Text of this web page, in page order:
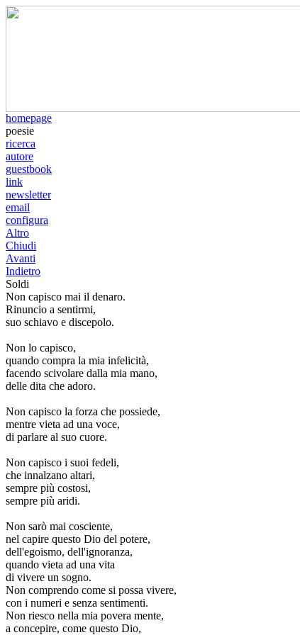
homepage
poesie
ricerca
autore
guestbook
link
newsletter
email
configura
Altro
Chiudi
Avanti
Indietro
Soldi
Non capisco mai il denaro.
Rinuncio a sentirmi,
suo schiavo e discepolo.
Non lo capisco,
quando compra la mia infelicità,
facendo scivolare dalla mia mano,
delle dita che adoro.
Non capisco la forza che possiede,
mentre vieta ad una voce,
di parlare al suo cuore.
Non capisco i suoi fedeli,
che innalzano altari,
sempre più costosi,
sempre più aridi.
Non sarò mai cosciente,
nel capire questo Dio del potere,
dell'egoismo, dell'ignoranza,
quando vieta ad una vita
di vivere un sogno.
Non comprendo come si possa vivere,
con i numeri e senza sentimenti.
Non riesco nella mia povera mente,
a concepire, come questo Dio,